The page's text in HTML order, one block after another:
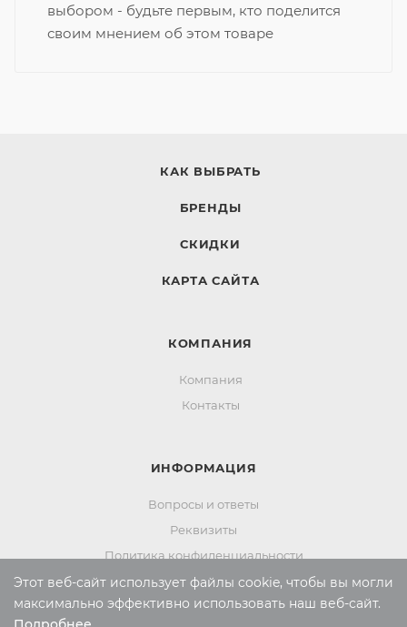
выбором - будьте первым, кто поделится
своим мнением об этом товаре
КАК ВЫБРАТЬ
БРЕНДЫ
СКИДКИ
КАРТА САЙТА
КОМПАНИЯ
Компания
Контакты
ИНФОРМАЦИЯ
Вопросы и ответы
Реквизиты
Политика конфиденциальности
Этот веб-сайт использует файлы cookie, чтобы вы могли
максимально эффективно использовать наш веб-сайт.